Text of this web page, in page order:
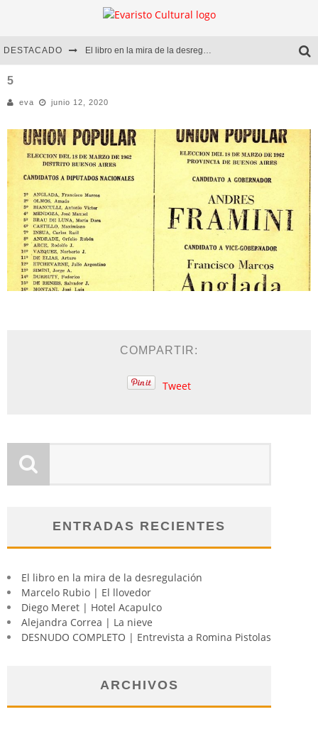
DESTACADO El libro en la mira de la desregulación
Diego Meret | Hotel Acapulco
Alejandra Correa | La nieve
5
eva junio 12, 2020
COMPARTIR:
Tweet
ENTRADAS RECIENTES
El libro en la mira de la desregulación
Marcelo Rubio | El llovedor
Diego Meret | Hotel Acapulco
Alejandra Correa | La nieve
DESNUDO COMPLETO | Entrevista a Romina Pistolas
ARCHIVOS